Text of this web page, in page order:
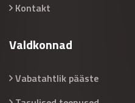
Kontakt
Valdkonnad
Vabatahtlik pääste